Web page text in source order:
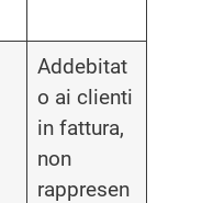
Addebitat
o ai clienti
in fattura,
non
rappresen